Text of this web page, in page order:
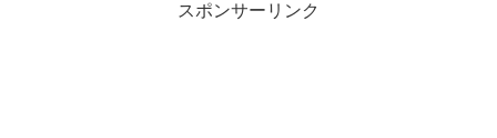
スポンサーリンク